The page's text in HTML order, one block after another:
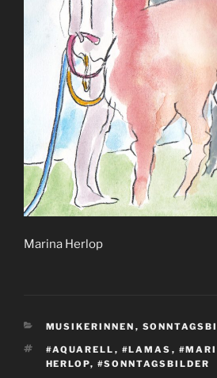
Marina Herlop
KATEGORIEN
MUSIKERINNEN ,
SCHLAGWÖRTER
#AQUARELL , #LAMAS ,
HERLOP, #SONNTAGSBILDER